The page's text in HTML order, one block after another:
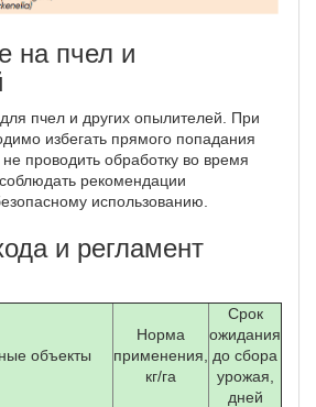
на пчел и
пчел и других опылителей. При
избегать прямого попадания
проводить обработку во время
рекомендации
использованию.
и регламент
объекты
Норма
применения,
кг/га
Срок
ожидания
до сбора
урожая,
дней